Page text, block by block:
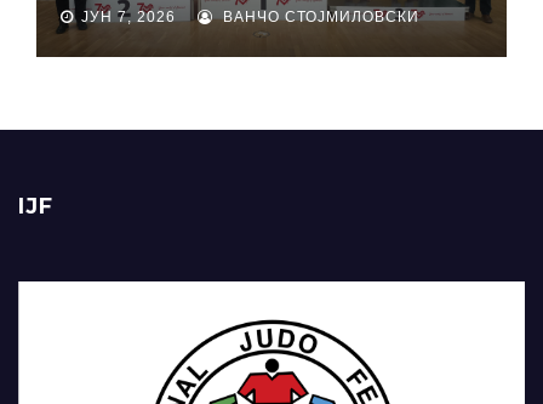
ЈУН 7, 2026 ВАНЧО СТОЈМИЛОВСКИ
IJF